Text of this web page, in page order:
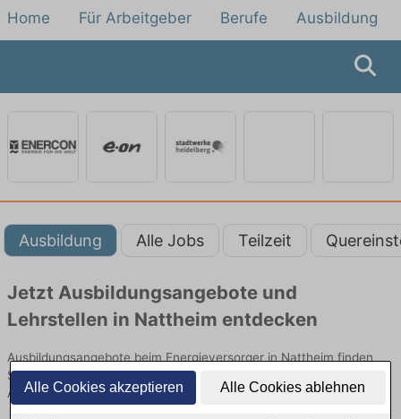
Alle Cookies akzeptieren Alle Cookies ablehnen
Home Für Arbeitgeber Berufe Ausbildung
Ausbildung Alle Jobs Teilzeit
Jetzt Ausbildungsangebote und
Lehrstellen in Nattheim entdecken
Ausbildungsangebote beim Energieversorger in Nattheim finden
Sie von namhaften Firmen. Entdecken Sie freie Optionen von Top-
Arbeitgebern und bewerben Sie sich noch heute.